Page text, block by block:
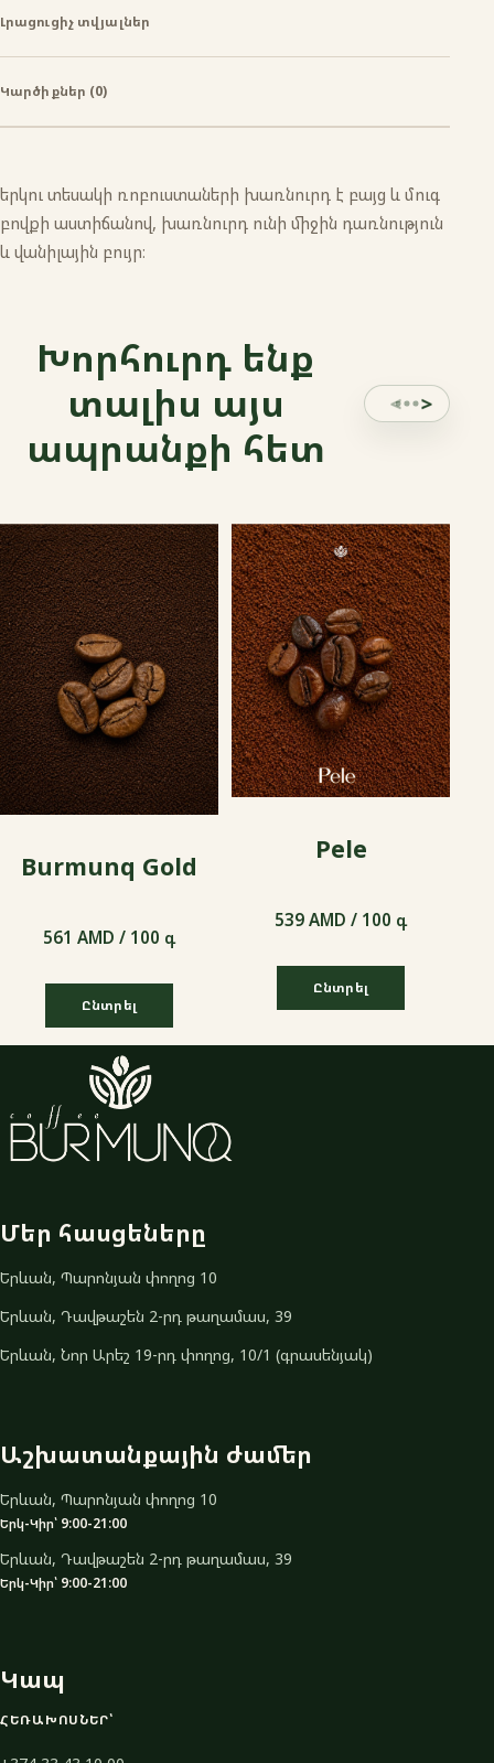
Լրացուցիչ տվյալներ
Կարծիքներ (0)
երկու տեսակի ռոբուստաների խառնուրդ է բայց և մուգ
բովքի աստիճանով, խառնուրդ ունի միջին դառնություն
և վանիլային բույր։
Խորհուրդ ենք
տալիս այս
ապրանքի հետ
Burmunq Gold
561 AMD / 100 գ
Ընտրել
561 AMD / 100 գ
Pele
539 AMD / 100 գ
Ընտրել
Մեր հասցեները
Երևան, Պարոնյան փողոց 10
Երևան, Դավթաշեն 2-րդ թաղամաս, 39
Երևան, Նոր Արեշ 19-րդ փողոց, 10/1 (գրասենյակ)
Աշխատանքային ժամեր
Երևան, Պարոնյան փողոց 10
Երկ-Կիր՝ 9:00-21:00
Երևան, Դավթաշեն 2-րդ թաղամաս, 39
Երկ-Կիր՝ 9:00-21:00
Կապ
ՀԵՌԱԽՈՍՆԵՐ՝